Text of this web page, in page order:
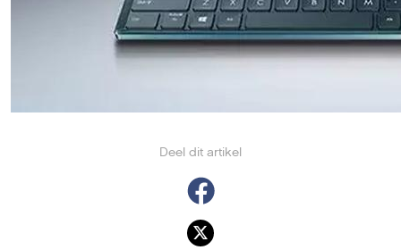
Deel dit artikel